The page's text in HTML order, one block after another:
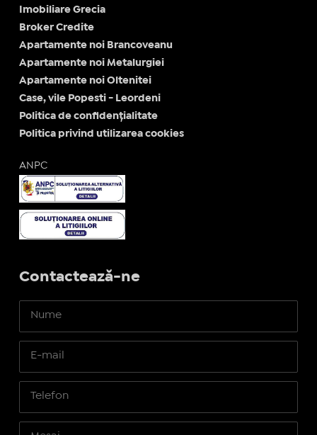
Imobiliare Grecia
Broker Credite
Apartamente noi Brancoveanu
Apartamente noi Metalurgiei
Apartamente noi Oltenitei
Case, vile Popesti - Leordeni
Politica de confidențialitate
Politica privind utilizarea cookies
ANPC
Contactează-ne